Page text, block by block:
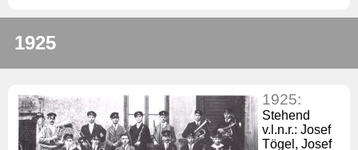
1925
1925:
Stehend
v.l.n.r.: Josef
Tögel, Josef